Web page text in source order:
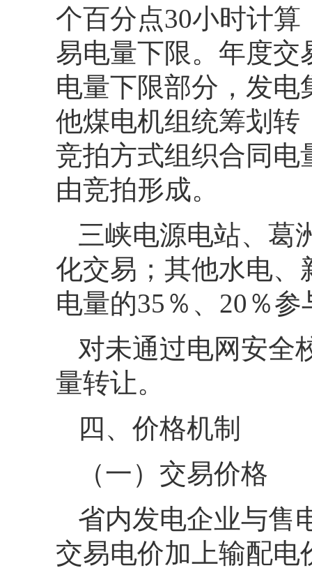
个百分点30小时计
易电量下限。年度
电量下限部分，发
他煤电机组统筹划转
竞拍方式组织合同电
由竞拍形成。
三峡电源电站、葛
化交易；其他水电、
电量的35％、20％参
对未通过电网安全
量转让。
四、价格机制
（一）交易价格
省内发电企业与售
交易电价加上输配